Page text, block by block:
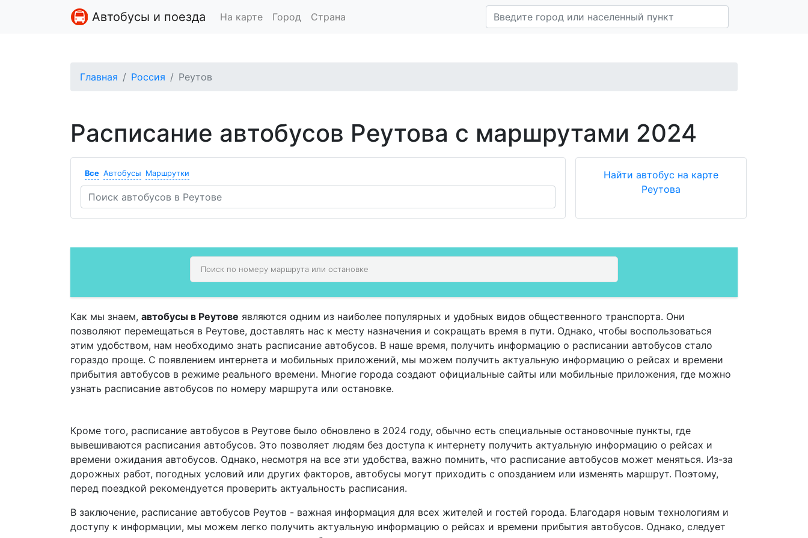
Автобусы и поезда На карте Город Страна
Главная Россия Реутов
Расписание автобусов Реутова с маршрутами 2024
Все Автобусы Маршрутки
Найти автобус на карте
Реутова
Как мы знаем, автобусы в Реутове являются одним из наиболее популярных и удобных видов общественного транспорта. Они
позволяют перемещаться в Реутове, доставлять нас к месту назначения и сокращать время в пути. Однако, чтобы воспользоваться
этим удобством, нам необходимо знать расписание автобусов. В наше время, получить информацию о расписании автобусов стало
гораздо проще. С появлением интернета и мобильных приложений, мы можем получить актуальную информацию о рейсах и времени
прибытия автобусов в режиме реального времени. Многие города создают официальные сайты или мобильные приложения, где можно
узнать расписание автобусов по номеру маршрута или остановке.
Кроме того, расписание автобусов в Реутове было обновлено в 2024 году, обычно есть специальные остановочные пункты, где
вывешиваются расписания автобусов. Это позволяет людям без доступа к интернету получить актуальную информацию о рейсах и
времени ожидания автобусов. Однако, несмотря на все эти удобства, важно помнить, что расписание автобусов может меняться. Из-за
дорожных работ, погодных условий или других факторов, автобусы могут приходить с опозданием или изменять маршрут. Поэтому,
перед поездкой рекомендуется проверить актуальность расписания.
В заключение, расписание автобусов Реутов - важная информация для всех жителей и гостей города. Благодаря новым технологиям и
доступу к информации, мы можем легко получить актуальную информацию о рейсах и времени прибытия автобусов. Однако, следует